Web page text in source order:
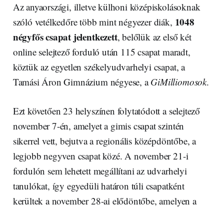
Az anyaországi, illetve külhoni középiskolásoknak
szóló vetélkedőre több mint négyezer diák, 1048
négyfős csapat jelentkezett, belőlük az első két
online selejtező forduló után 115 csapat maradt,
köztük az egyetlen székelyudvarhelyi csapat, a
Tamási Áron Gimnázium négyese, aGiMilliomosok.
Ezt követően 23 helyszínen folytatódott a selejtező
november 7-én, amelyet a gimis csapat szintén
sikerrel vett, bejutva a regionális középdöntőbe, a
legjobb negyven csapat közé. A november 21-i
fordulón sem lehetett megállítani az udvarhelyi
tanulókat, így egyedüli határon túli csapatként
kerültek a november 28-ai elődöntőbe, amelyen a